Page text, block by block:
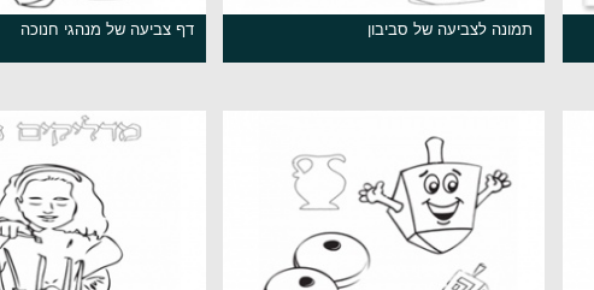
תמונה לצביעה של סביבון דף צביעה של מנהגי חנוכה